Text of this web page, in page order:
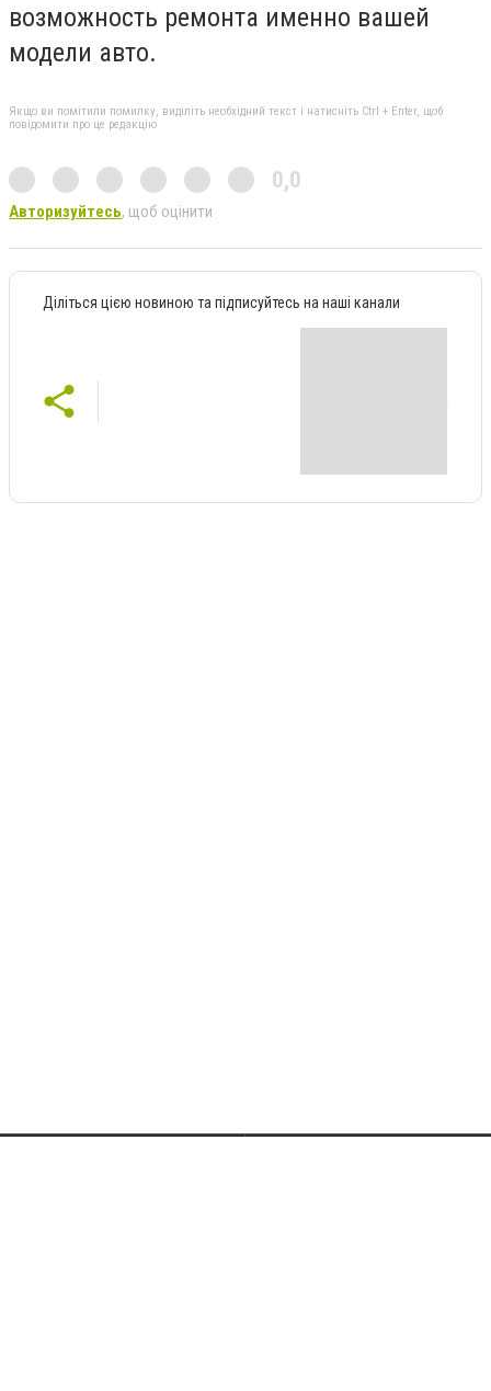
возможность ремонта именно вашей
модели авто.
Якщо ви помітили помилку, виділіть необхідний текст і натисніть Ctrl + Enter, щоб
повідомити про це редакцію
0,0
Авторизуйтесь, щоб оцінити
Діліться цією новиною та підписуйтесь на наші канали